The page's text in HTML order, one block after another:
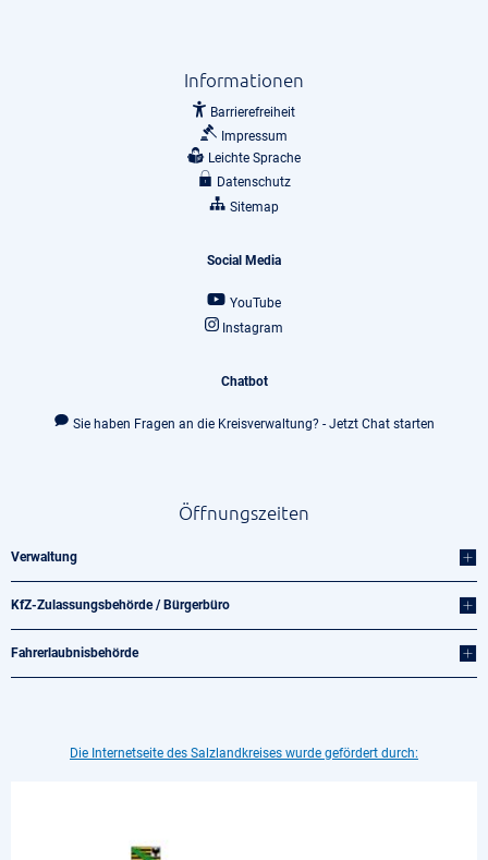
Informationen
Barrierefreiheit
Impressum
Leichte Sprache
Datenschutz
Sitemap
Social Media
YouTube
Instagram
Chatbot
Sie haben Fragen an die Kreisverwaltung? - Jetzt Chat starten
Öffnungszeiten
Verwaltung
KfZ-Zulassungsbehörde / Bürgerbüro
Fahrerlaubnisbehörde
Die Internetseite des Salzlandkreises wurde gefördert durch: